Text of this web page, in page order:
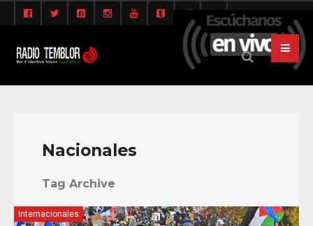
Nacionales
Tag Archive
Internacionales